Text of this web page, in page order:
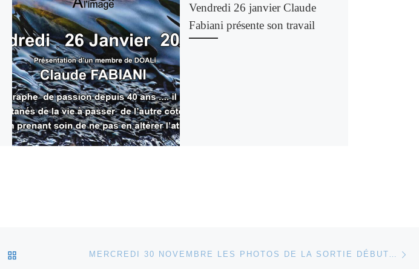
Vendredi 26 janvier Claude
Fabiani présente son travail
RETOUR À LA LISTE DES ARTICLES MERCREDI 30 NOVEMBRE LES PHOTOS DE LA SORTIE DÉBUTANTS